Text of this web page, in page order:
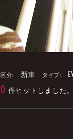
区分: 新車 タイプ:
0 件ヒットしました。